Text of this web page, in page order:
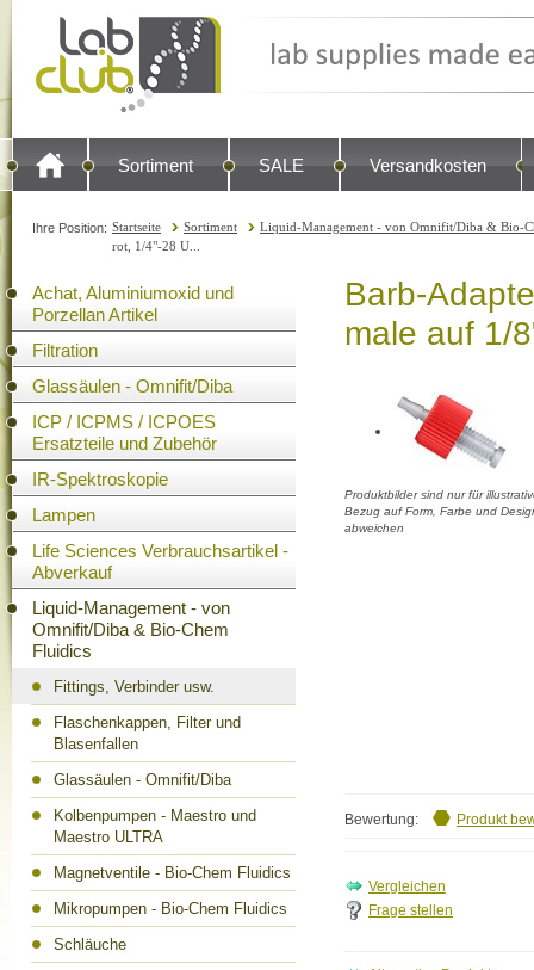
Sortiment SALE Versandkosten
Ihre Position: Startseite Sortiment
Liquid-Management - von Omnifit/Diba & Bio-
rot, 1/4"-28 U...
Achat, Aluminiumoxid und
Porzellan Artikel
Filtration
Glassäulen - Omnifit/Diba
ICP / ICPMS / ICPOES
Ersatzteile und Zubehör
IR-Spektroskopie
Lampen
Life Sciences Verbrauchsartikel -
Abverkauf
Liquid-Management - von
Omnifit/Diba & Bio-Chem
Fluidics
Fittings, Verbinder usw.
Flaschenkappen, Filter und
Blasenfallen
Glassäulen - Omnifit/Diba
Kolbenpumpen - Maestro und
Maestro ULTRA
Magnetventile - Bio-Chem Fluidics
Mikropumpen - Bio-Chem Fluidics
Schläuche
Barb-
male auf 1/
Produktbilder sind nur für
Bezug auf Form, Farbe und
abweichen
Bewertung: Produkt
Frage stellen